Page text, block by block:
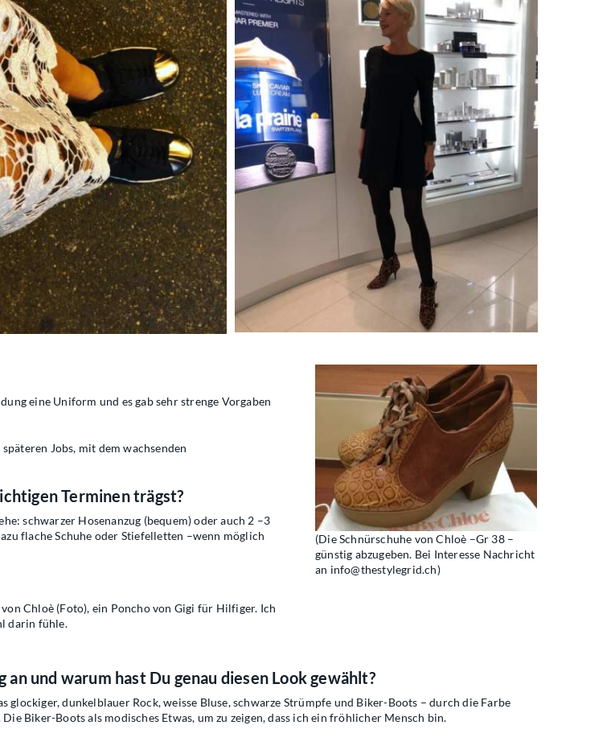
eine Uniform und es gab sehr strenge Vorgaben
Jobs, mit dem wachsenden
Terminen trägst?
schwarzer Hosenanzug (bequem) oder auch 2 –3
flache Schuhe oder Stiefelletten –wenn möglich
Chloè (Foto), ein Poncho von Gigi für Hilfiger. Ich
darin fühle.
(Die Schnürschuhe von Chloè –Gr 38 –
günstig abzugeben. Bei Interesse Nachricht
an info@thestylegrid.ch)
und warum hast Du genau diesen Look gewählt?
dunkelblauer Rock, weisse Bluse, schwarze Strümpfe und Biker-Boots – durch die Farbe
Biker-Boots als modisches Etwas, um zu zeigen, dass ich ein fröhlicher Mensch bin.